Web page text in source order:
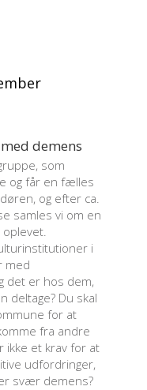
demens
som
og får en fælles
og efter ca.
samles vi om en
oplevet.
i
med
det er hos dem,
deltage? Du skal
for at
fra andre
ikke et krav for at
udfordringer,
svær demens?